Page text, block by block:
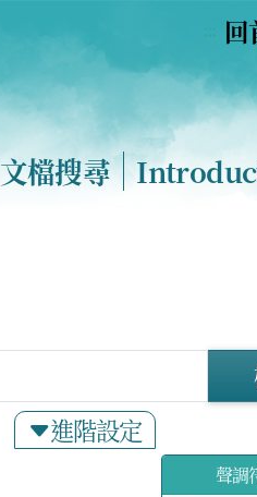
回
文檔搜尋
進階設定
聲調